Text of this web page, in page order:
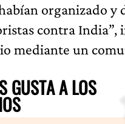
organizado y
contra India”,
mediante un
GUSTA A LOS